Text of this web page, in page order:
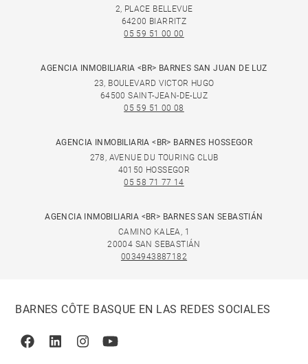
2, PLACE BELLEVUE
64200 BIARRITZ
05 59 51 00 00
AGENCIA INMOBILIARIA <BR> BARNES SAN JUAN DE LUZ
23, BOULEVARD VICTOR HUGO
64500 SAINT-JEAN-DE-LUZ
05 59 51 00 08
AGENCIA INMOBILIARIA <BR> BARNES HOSSEGOR
278, AVENUE DU TOURING CLUB
40150 HOSSEGOR
05 58 71 77 14
AGENCIA INMOBILIARIA <BR> BARNES SAN SEBASTIÁN
CAMINO KALEA, 1
20004 SAN SEBASTIÁN
0034943887182
BARNES CÔTE BASQUE EN LAS REDES SOCIALES
FacebookLinkedinInstagramYoutube